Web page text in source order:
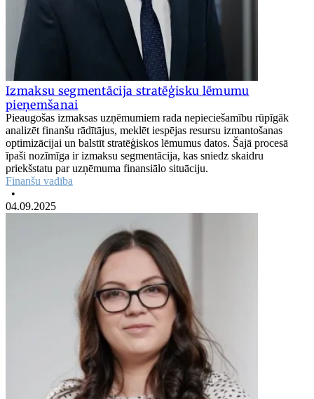
Izmaksu segmentācija stratēģisku lēmumu
pieņemšanai
Pieaugošas izmaksas uzņēmumiem rada nepieciešamību rūpīgāk
analizēt finanšu rādītājus, meklēt iespējas resursu izmantošanas
optimizācijai un balstīt stratēģiskos lēmumus datos. Šajā procesā
īpaši nozīmīga ir izmaksu segmentācija, kas sniedz skaidru
priekšstatu par uzņēmuma finansiālo situāciju.
Finanšu vadība
•
04.09.2025